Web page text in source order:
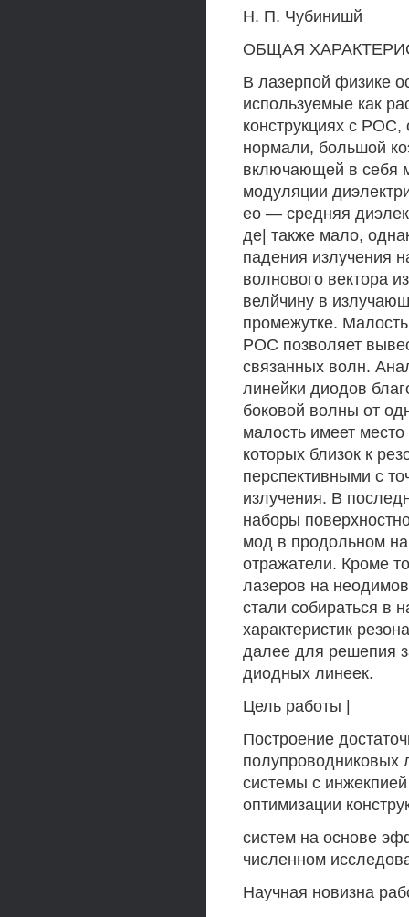
Н. П. Чубинишй
ОБЩАЯ
В лазерпой физике
используемые как
конструкциях с
нормали, большой
включающей в себя
модуляции
ео — средняя
де| также мало,
падения излучения
волнового вектора
велйчину в
промежутке.
РОС позволяет
связанных волн.
линейки диодов
боковой волны от
малость имеет
которых близок к
перспективными с
излучения. В
наборы
мод в продольном
отражатели. Кроме
лазеров на
стали собираться в
характеристик
далее для решепия
диодных линеек.
Цель работы |
Построение
полупроводниковых
системы с
оптимизации
систем на основе
численном
Научная новизна